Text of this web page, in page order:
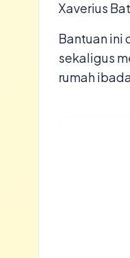
Xaverius
​Bantuan ini
sekaligus
rumah